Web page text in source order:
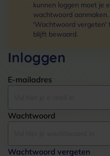
kunnen loggen moet je
wachtwoord aanmaken.
'Wachtwoord vergeten'
blijft bewaard.
Inloggen
E-mailadres
Wachtwoord
Wachtwoord vergeten